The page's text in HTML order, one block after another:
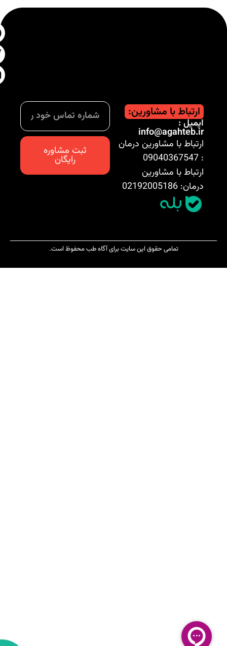
ارتباط با مشاورین:
ایمیل :
info@agahteb.ir
ارتباط با مشاورین درمان
ارتباط با مشاورین
درمان: 02192005186
ثبت مشاوره
رایگان
تمامی حقوق این سایت برای آگاه طب محفوظ است.